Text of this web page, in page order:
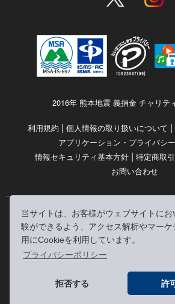
当サイトは、お客様がウェブサイトにお
験ができるよう、アクセス解析やマーケ
用にCookieを利用しています。
プライバシーポリシー
拒否する 許
2016年 熊本地震 義捐金 チャリテ
利用規約 | 個人情報の取り扱いについて |
アプリケーション・プライバシ
情報セキュリティ基本方針 | 特定商取
お問い合わせ
© RRJ Inc.
（kikubon/キクボン/きく本/きくほん/
株式会社RRJの登録商標で